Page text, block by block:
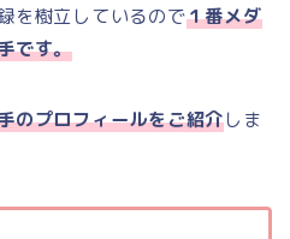
を樹立しているので１番メダ
です。
のプロフィールをご紹介しま